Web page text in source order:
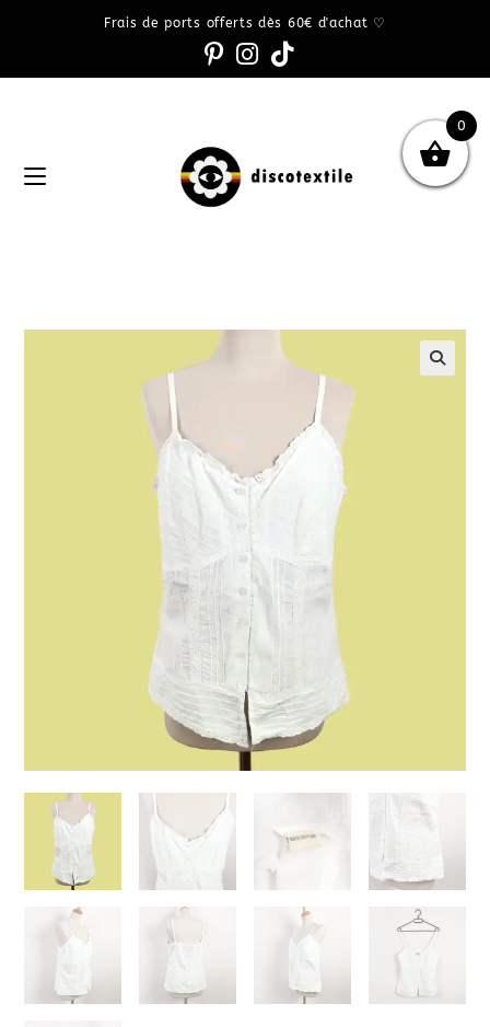
Frais de ports offerts dès 60€ d'achat ♡
0